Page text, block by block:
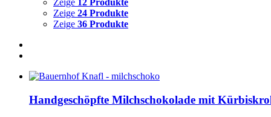
Zeige 12 Produkte
Zeige 24 Produkte
Zeige 36 Produkte
Handgeschöpfte Milchschokolade mit